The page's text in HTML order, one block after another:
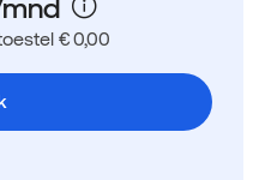
€ 0,00